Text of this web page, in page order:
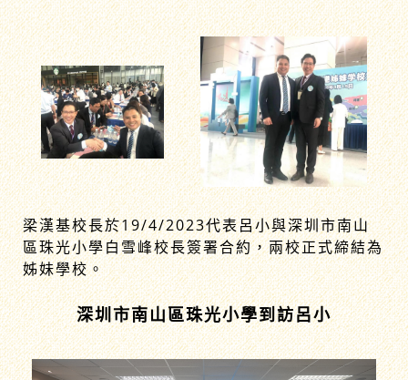
梁漢基校長於19/4/2023代表呂小與深圳市南山
區珠光小學白雪峰校長簽署合約，兩校正式締結為
姊妹學校。
深圳市南山區珠光小學到訪呂小